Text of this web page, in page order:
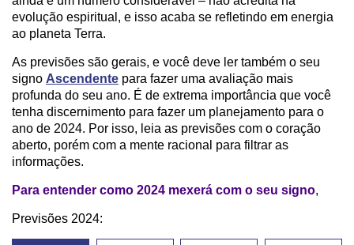
evolução espiritual, e isso acaba se refletindo em energia
ao planeta Terra.
As previsões são gerais, e você deve ler também o seu
signo Ascendente para fazer uma avaliação mais
profunda do seu ano. É de extrema importância que você
tenha discernimento para fazer um planejamento para o
ano de 2024. Por isso, leia as previsões com o coração
aberto, porém com a mente racional para filtrar as
informações.
Para entender como 2024 mexerá com o seu signo,
Previsões 2024: